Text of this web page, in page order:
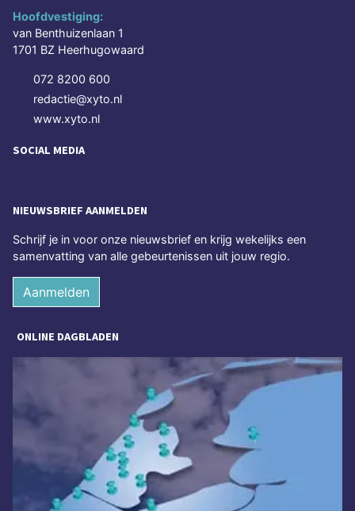
Hoofdvestiging:
van Benthuizenlaan 1
1701 BZ Heerhugowaard
072 8200 600
redactie@xyto.nl
www.xyto.nl
SOCIAL MEDIA
NIEUWSBRIEF AANMELDEN
Schrijf je in voor onze nieuwsbrief en krijg wekelijks een
samenvatting van alle gebeurtenissen uit jouw regio.
Aanmelden
ONLINE DAGBLADEN